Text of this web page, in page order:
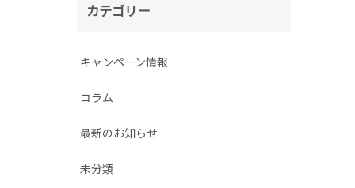
カテゴリー
キャンペーン情報
コラム
最新のお知らせ
未分類